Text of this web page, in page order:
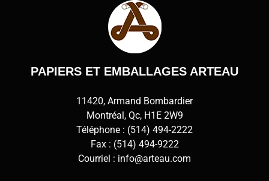
PAPIERS ET EMBALLAGES ARTEAU
11420, Armand Bombardier
Montréal, Qc, H1E 2W9
Téléphone : (514) 494-2222
Fax : (514) 494-9222
Courriel : info@arteau.com